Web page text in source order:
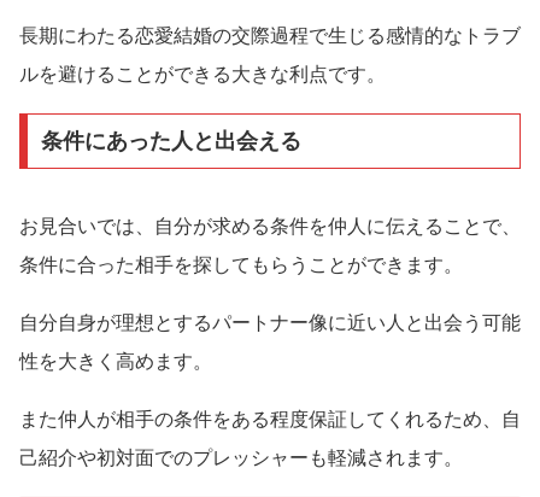
長期にわたる恋愛結婚の交際過程で生じる感情的なトラブ
ルを避けることができる大きな利点です。
条件にあった人と出会える
お見合いでは、自分が求める条件を仲人に伝えることで、
条件に合った相手を探してもらうことができます。
自分自身が理想とするパートナー像に近い人と出会う可能
性を大きく高めます。
また仲人が相手の条件をある程度保証してくれるため、自
己紹介や初対面でのプレッシャーも軽減されます。